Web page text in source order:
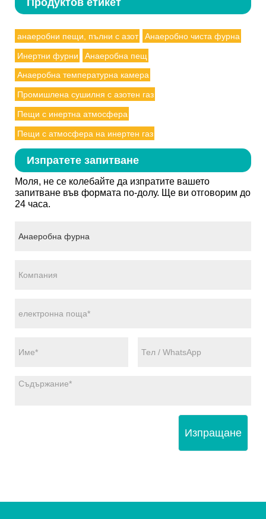
анаеробни пещи, пълни с азот Анаеробно чиста фурна
Инертни фурни Анаеробна пещ
Анаеробна температурна камера
Промишлена сушилня с азотен газ
Пещи с инертна атмосфера
Пещи с атмосфера на инертен газ
Изпратете запитване
Моля, не се колебайте да изпратите вашето
запитване във формата по-долу. Ще ви отговорим до
24 часа.
Изпращане